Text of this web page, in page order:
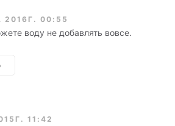
00:55
воду не добавлять вовсе.
11:42